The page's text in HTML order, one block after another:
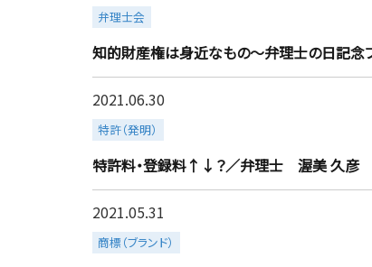
知的財産権は身近なもの～弁理士の日記
弁理士会
more
特許料・登録料↑↓？／弁理士 渥美 久彦
2021.06.30
特許（発明）
more
2021.05.31
商標（ブランド）
more